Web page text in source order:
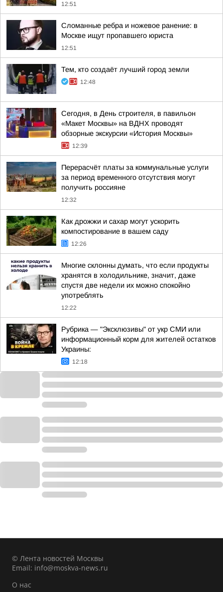
12:51
Сломанные ребра и ножевое ранение: в
Москве ищут пропавшего юриста
12:51
Тем, кто создаёт лучший город земли
12:48
Сегодня, в День строителя, в павильон
«Макет Москвы» на ВДНХ проводят
обзорные экскурсии «История Москвы»
12:39
Перерасчёт платы за коммунальные услуги
за период временного отсутствия могут
получить россияне
12:32
Как дрожжи и сахар могут ускорить
компостирование в вашем саду
12:26
Многие склонны думать, что если продукты
хранятся в холодильнике, значит, даже
спустя две недели их можно спокойно
употреблять
12:22
Рубрика — "Эксклюзивы" от укр СМИ или
информационный корм для жителей остатков
Украины:
12:18
© Лента новостей Москвы
Email: info@moskva-news.ru
О нас